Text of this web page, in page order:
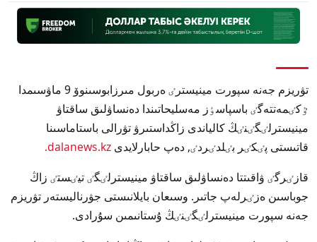
تۋريزم جەنە سپورت مينيسترٸ ەربول مىرزابوسىنوۆ 9 ماۋسىمدا
ٷكٸمەتتەگٸ باسپاسٶز مەسليحاتىندا دەنساۋلىق ساقتاۋ
مينيسترلٸگٸنٸڭ كالياندى زاڭداستىرۋ تۋرالى باستاماسىنا
قاتىستى پٸكٸر بٸلدٸردٸ, دەپ حابارلايدى dalanews.kz.
قازٸرگٸ ۋاقىتتا دەنساۋلىق ساقتاۋ مينيسترلٸگٸ تيٸستٸ زاڭ
جوباسىن ەزٸرلەپ جاتىر. وسىعان بايلانىستى جۋرناليستەر تۋريزم
جەنە سپورت مينيسترلٸگٸنٸڭ ۇستانىمىن سۇرادى.